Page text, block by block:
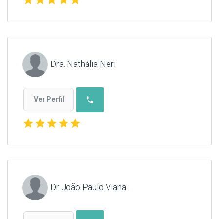
Dra. Nathália Neri
Ver Perfil phone
starstarstarstarstar
Dr João Paulo Viana